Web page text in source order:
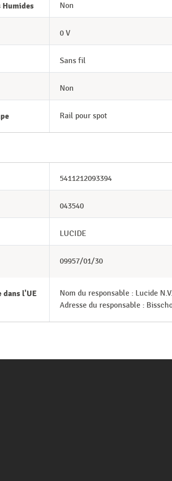
Humides Non
0 V
Sans fil
Non
Rail pour spot
5411212093394
043540
LUCIDE
09957/01/30
dans l'UE
Nom du responsable : Lucide
Adresse du responsable :